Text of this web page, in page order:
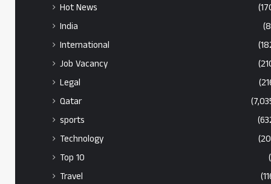
Hot News
India
International
Job Vacancy
Legal
Qatar
sports
Technology
Top 10
Travel